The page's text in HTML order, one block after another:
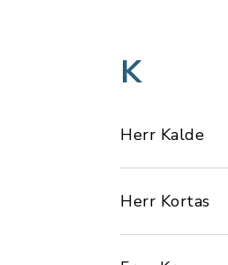
K
Herr Kalde
Herr Kortas